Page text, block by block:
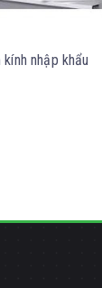
nhập khẩu